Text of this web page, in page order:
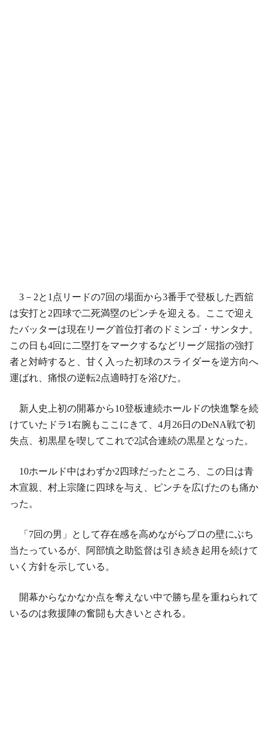
3－2と1点リードの7回の場面から3番手で登板した西舘
は安打と2四球で二死満塁のピンチを迎える。ここで迎え
たバッターは現在リーグ首位打者のドミンゴ・サンタナ。
この日も4回に二塁打をマークするなどリーグ屈指の強打
者と対峙すると、甘く入った初球のスライダーを逆方向へ
運ばれ、痛恨の逆転2点適時打を浴びた。
新人史上初の開幕から10登板連続ホールドの快進撃を続
けていたドラ1右腕もここにきて、4月26日のDeNA戦で初
失点、初黒星を喫してこれで2試合連続の黒星となった。
10ホールド中はわずか2四球だったところ、この日は青
木宣親、村上宗隆に四球を与え、ピンチを広げたのも痛か
った。
「7回の男」として存在感を高めながらプロの壁にぶち
当たっているが、阿部慎之助監督は引き続き起用を続けて
いく方針を示している。
開幕からなかなか点を奪えない中で勝ち星を重ねられて
いるのは救援陣の奮闘も大きいとされる。